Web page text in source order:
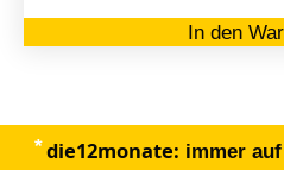
In den
die12monate: immer